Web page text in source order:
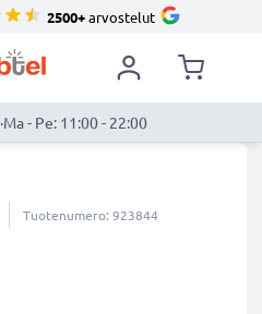
2500+arvostelut
·Ma - Pe: 11:00 - 22:00
Tuotenumero: 923844